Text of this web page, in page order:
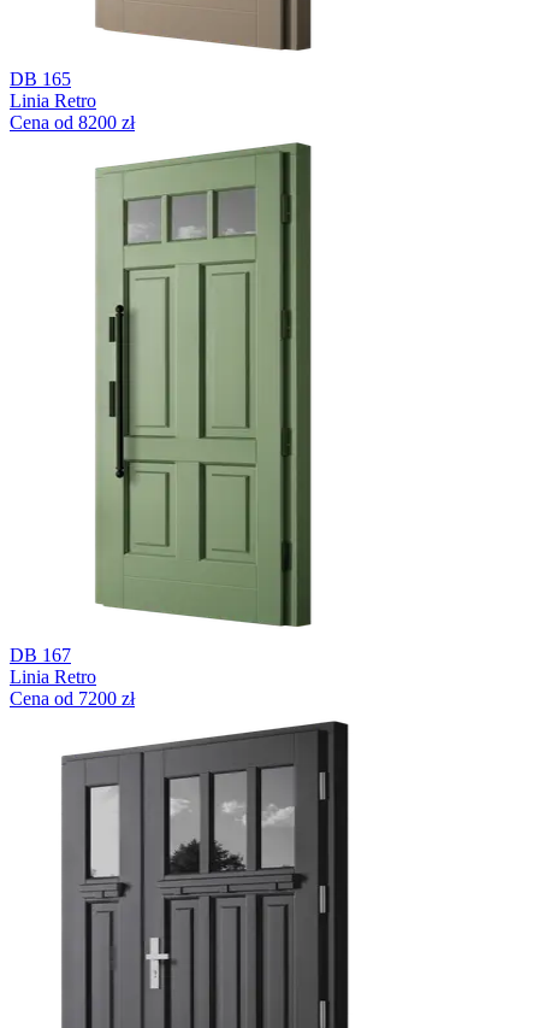
DB 165
Linia Retro
Cena od 8200 zł
DB 167
Linia Retro
Cena od 7200 zł